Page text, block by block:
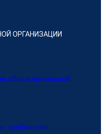
ОРГАНИЗАЦИИ
образовательной
требования